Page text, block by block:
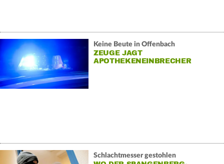
Keine Beute in Offenbach
ZEUGE JAGT
APOTHEKENEINBRECHER
Schlachtmesser gestohlen